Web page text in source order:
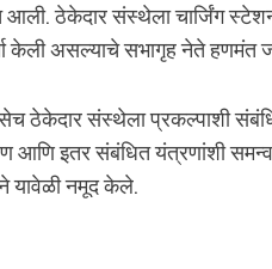
ठेकेदार संस्थेला चार्जिंग
केली असल्याचे सभागृह नेते हणमंत
ठेकेदार संस्थेला प्रकल्पाशी
आणि इतर संबंधित यंत्रणांशी
यावेळी नमूद केले.